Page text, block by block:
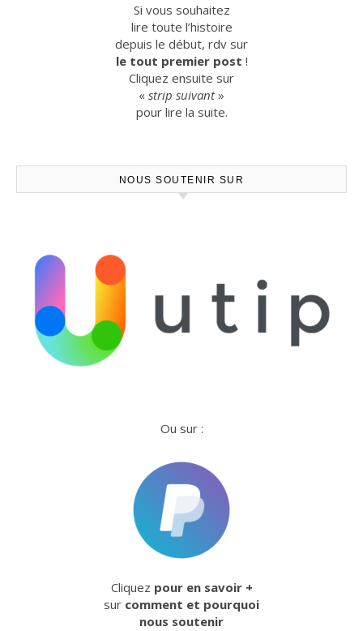
Si vous souhaitez
lire toute l’histoire
depuis le début, rdv sur
le tout premier post !
Cliquez ensuite sur
« strip suivant»
pour lire la suite.
NOUS SOUTENIR SUR
Ou sur :
Cliquez pour en savoir +
sur comment et pourquoi
nous soutenir